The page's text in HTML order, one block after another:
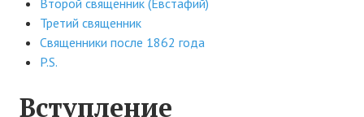
Авто: видеоматериалы
Статьи
ПОИСК
Второй священник (Евстафий)
Третий священник
Священники после 1862 года
P.S.
Вступление